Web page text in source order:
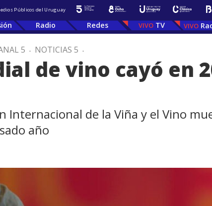
Públicos del Uruguay
Radio Redes TV
5 . NOTICIAS 5 .
de vino cayó en
Internacional de la Viña y el Vino
año